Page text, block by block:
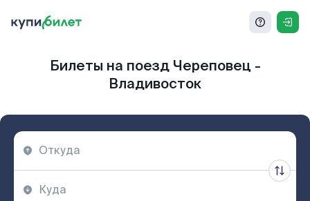
Билеты на поезд Череповец -
Владивосток